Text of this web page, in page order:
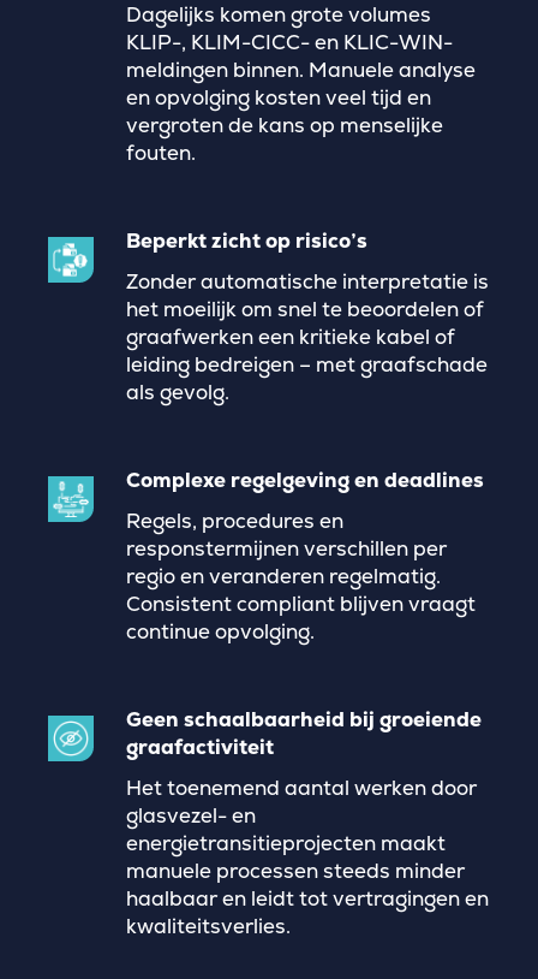
Dagelijks komen grote volumes
KLIP-, KLIM-CICC- en KLIC-WIN-
meldingen binnen. Manuele analyse
en opvolging kosten veel tijd en
vergroten de kans op menselijke
fouten.
Beperkt zicht op risico’s
Zonder automatische interpretatie is
het moeilijk om snel te beoordelen of
graafwerken een kritieke kabel of
leiding bedreigen – met graafschade
als gevolg.
Complexe regelgeving en deadlines
Regels, procedures en
responstermijnen verschillen per
regio en veranderen regelmatig.
Consistent compliant blijven vraagt
continue opvolging.
Geen schaalbaarheid bij groeiende
graafactiviteit
Het toenemend aantal werken door
glasvezel- en
energietransitieprojecten maakt
manuele processen steeds minder
haalbaar en leidt tot vertragingen en
kwaliteitsverlies.